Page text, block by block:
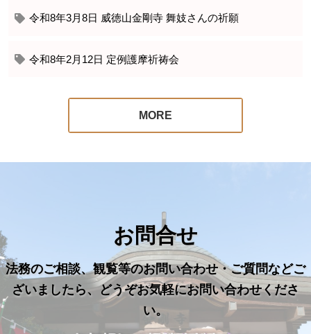
令和8年3月8日 威徳山金剛寺 舞妓さんの祈願
令和8年2月12日 定例護摩祈祷会
MORE
お問合せ
法務のご相談、観覧等のお問い合わせ・ご質問などご
ざいましたら、どうぞお気軽にお問い合わせくださ
い。